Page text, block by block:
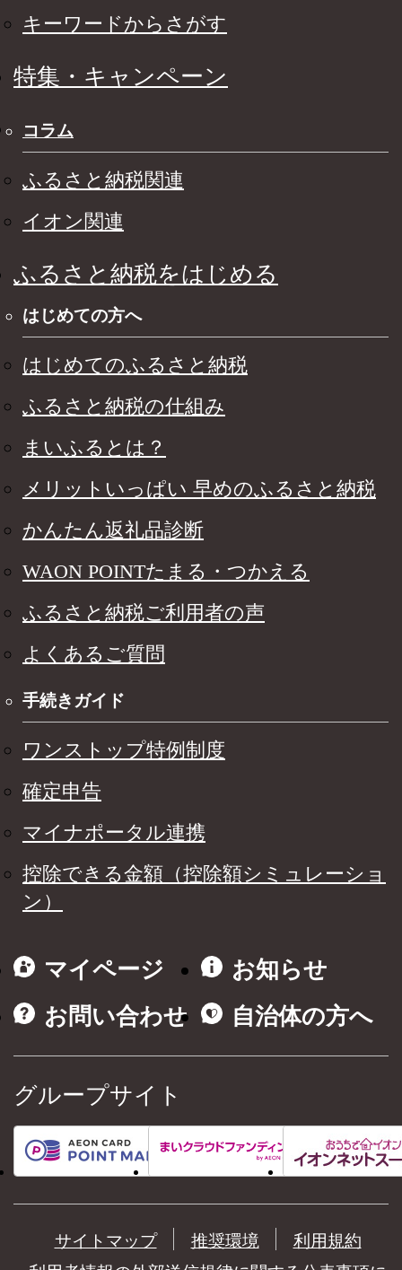
キーワードからさがす
特集・キャンペーン
コラム
ふるさと納税関連
イオン関連
ふるさと納税をはじめる
はじめての方へ
はじめてのふるさと納税
ふるさと納税の仕組み
まいふるとは？
メリットいっぱい 早めのふるさと納税
かんたん返礼品診断
WAON POINTたまる・つかえる
ふるさと納税ご利用者の声
よくあるご質問
手続きガイド
ワンストップ特例制度
確定申告
マイナポータル連携
控除できる金額（控除額シミュレーショ
ン）
マイページ
お知らせ
お問い合わせ
自治体の方へ
グループサイト
サイトマップ 推奨環境
利用規約